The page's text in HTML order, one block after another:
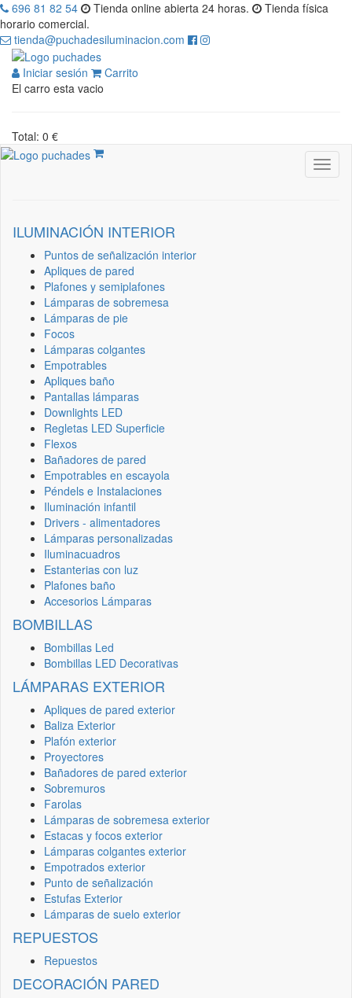
696 81 82 54 Tienda online abierta 24 horas.
Tienda física
horario comercial.
tienda@puchadesiluminacion.com
Iniciar sesión
Carrito
El carro esta vacio
Total: 0 €
ILUMINACIÓN INTERIOR
Puntos de señalización interior
Apliques de pared
Plafones y semiplafones
Lámparas de sobremesa
Lámparas de pie
Focos
Lámparas colgantes
Empotrables
Apliques baño
Pantallas lámparas
Downlights LED
Regletas LED Superficie
Flexos
Bañadores de pared
Empotrables en escayola
Péndels e Instalaciones
Iluminación infantil
Drivers - alimentadores
Lámparas personalizadas
Iluminacuadros
Estanterias con luz
Plafones baño
Accesorios Lámparas
BOMBILLAS
Bombillas Led
Bombillas LED Decorativas
LÁMPARAS EXTERIOR
Apliques de pared exterior
Baliza Exterior
Plafón exterior
Proyectores
Bañadores de pared exterior
Sobremuros
Farolas
Lámparas de sobremesa exterior
Estacas y focos exterior
Lámparas colgantes exterior
Empotrados exterior
Punto de señalización
Estufas Exterior
Lámparas de suelo exterior
REPUESTOS
Repuestos
DECORACIÓN PARED